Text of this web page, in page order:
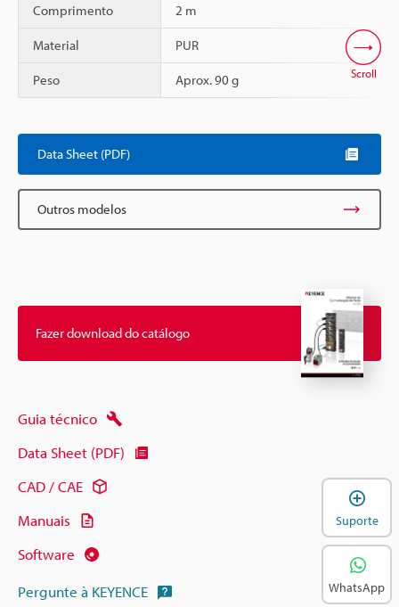
Comprimento 2 m
Material PUR
Peso Aprox. 90 g Scroll
Data Sheet (PDF)
Outros modelos
Fazer download do catálogo
Guia técnico
Data Sheet (PDF)
CAD / CAE
Manuais
Software
Pergunte à KEYENCE
Suporte
WhatsApp